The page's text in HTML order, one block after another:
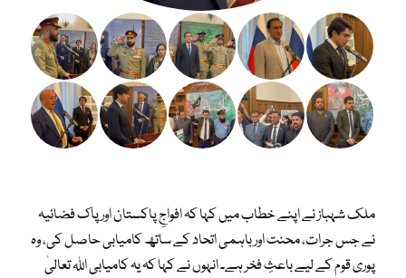
ملک شہباز نے اپنے خطاب میں کہا کہ افواجِ پاکستان اور پاک فضائیہ
نے جس جرات، محنت اور باہمی اتحاد کے ساتھ کامیابی حاصل کی، وہ
پوری قوم کے لیے باعثِ فخر ہے۔ انہوں نے کہا کہ یہ کامیابی اللہ تعالیٰ